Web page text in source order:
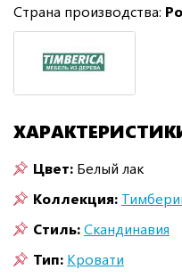
Страна производства:
Цвет: Белый лак
Коллекция:
Стиль:Скандинавия
Тип: Кровати